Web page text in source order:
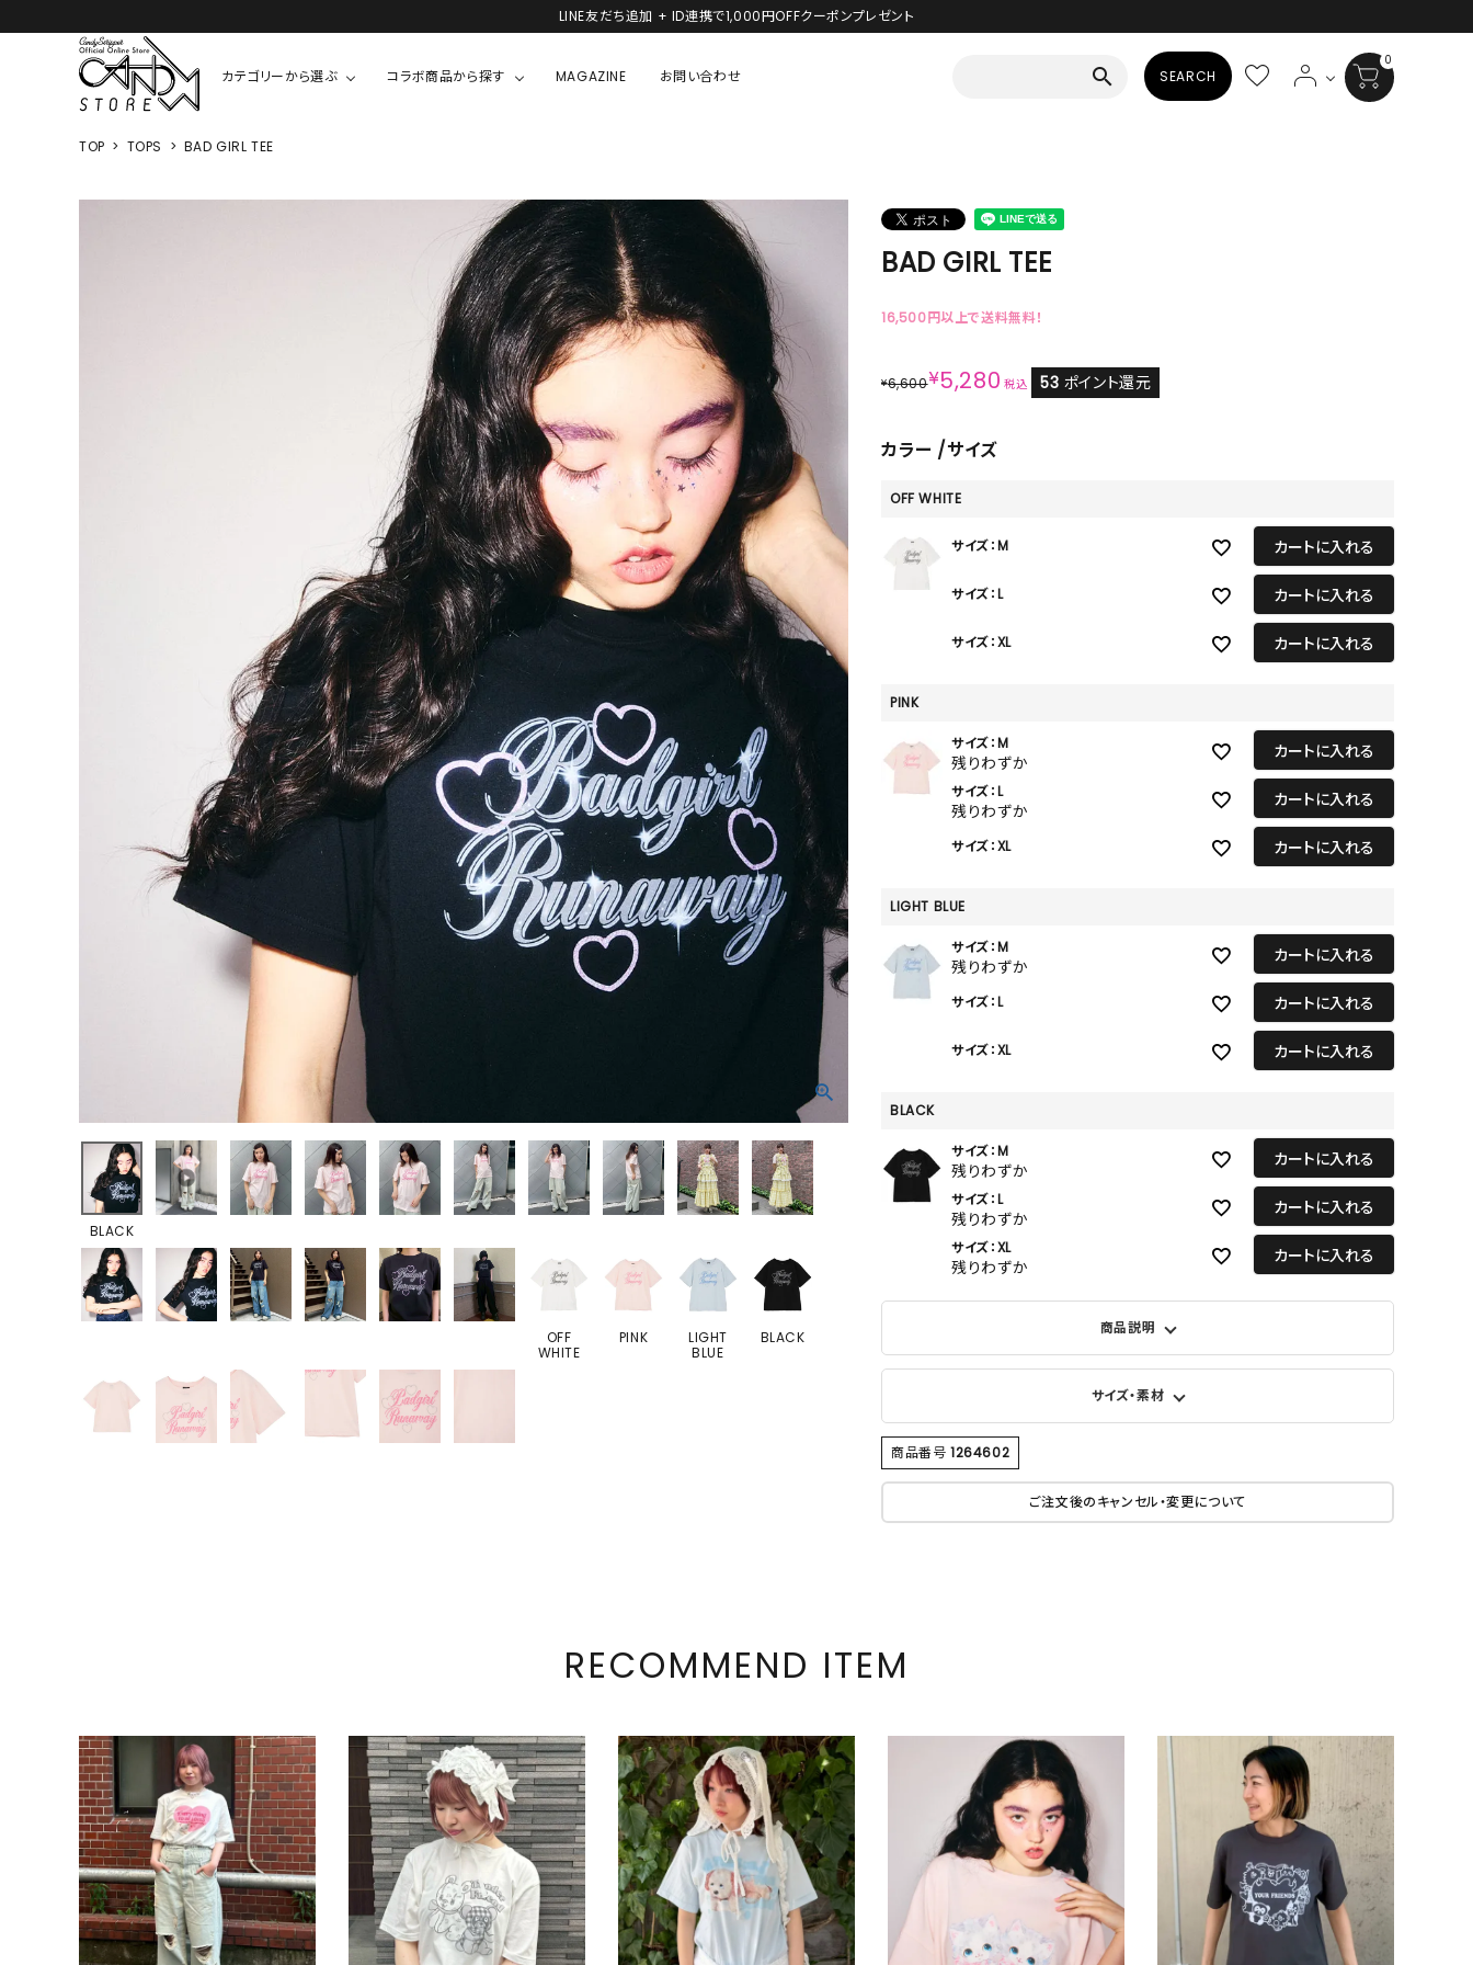
新規会員登録で1,000円分のポイントプレゼント！
カテゴリーから選ぶ
BLOUSES
JACKET
OUTER
PANTS
ALL
PANTS
DENIM
SHORT PANTS
SALOPETTE
SKIRT
ALL
SALE
ALL
ALL
コラボ商品から探す
COOKIE BOY ニャニィニュニェニョン
ちびまる子ちゃん はぴだんぶい
チャーミーキティ Hohokam DINER
ウサハナ シナモロール
クレヨンしんちゃん MIKIOSAKABE・THREE TREASURES
HELLO KITTY ダンダダン
MAGAZINE お問い合わせ search SEARCH
0
TOP TOPS BAD GIRL TEE
BLACK
OFF
WHITE
PINK
LIGHT
BLUE
BLACK
BAD GIRL TEE
16,500円以上で送料無料！
¥6,600¥5,280 税込 53 ポイント還元
カラー サイズ
OFF WHITE
サイズ：M カートに入れる
サイズ：L カートに入れる
サイズ：XL カートに入れる
PINK
サイズ：M
残りわずか
カートに入れる
サイズ：L
残りわずか
カートに入れる
サイズ：XL カートに入れる
LIGHT BLUE
サイズ：M
残りわずか
カートに入れる
サイズ：L カートに入れる
サイズ：XL カートに入れる
BLACK
サイズ：M
残りわずか
カートに入れる
サイズ：L
残りわずか
カートに入れる
サイズ：XL
残りわずか
カートに入れる
商品説明
サイズ・素材
商品番号 1264602
ご注文後のキャンセル・変更について
RECOMMEND ITEM